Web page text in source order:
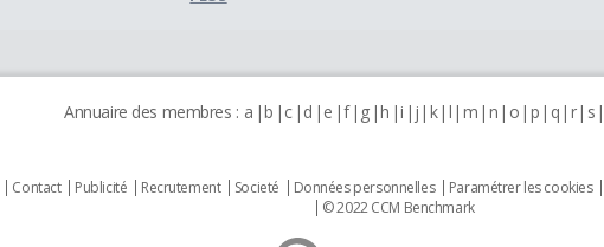
Annuaire des membres : a b c d e f g h i j k l m n o p q r s
Contact Publicité Recrutement Societé Données personnelles Paramétrer les cookies
© 2022 CCM Benchmark